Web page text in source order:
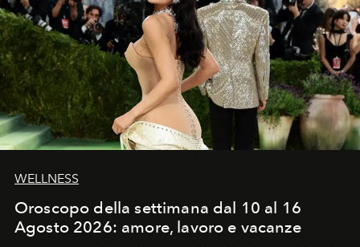
WELLNESS
Oroscopo della settimana dal 10 al 16
Agosto 2026: amore, lavoro e vacanze